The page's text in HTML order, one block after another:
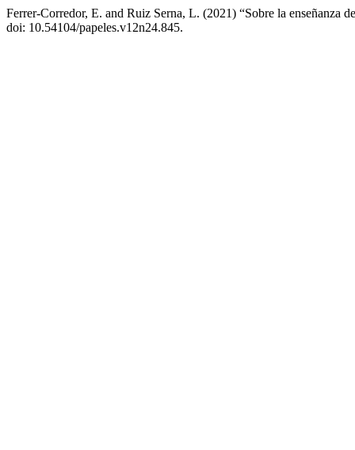
Ferrer-Corredor, E. and Ruiz Serna, L. (2021) “Sobre la enseñanza
doi: 10.54104/papeles.v12n24.845.